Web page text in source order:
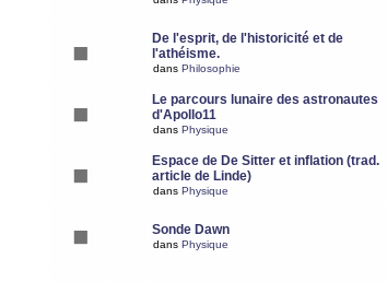
De l'esprit, de l'historicité et de
l'athéisme.
dans Philosophie
Le parcours lunaire des astronautes
d'Apollo11
dans Physique
Espace de De Sitter et inflation (trad.
article de Linde)
dans Physique
Sonde Dawn
dans Physique